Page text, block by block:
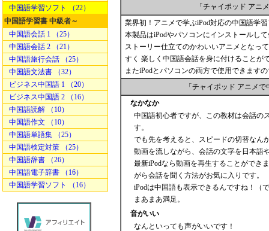
中国語学習ソフト （22）
中国語学習書 中級者～
中国語会話 1 （25）
中国語会話 2 （21）
中国語旅行会話 （25）
中国語文法書 （32）
ビジネス中国語 1 （20）
ビジネス中国語 2 （16）
中国語読解 （10）
中国語作文 （10）
中国語単語集 （25）
中国語検定対策 （25）
中国語辞書 （26）
中国語電子辞書 （16）
中国語学習ソフト （16）
「チャイポッド ア
業界初！アニメで学ぶiPod対応の中国語学
本製品はiPodやパソコンにインストールし
ストーリー仕立てのかわいいアニメとなっ
すく 楽しく中国語会話を身に付けることが
またiPodとパソコンの両方で使用できます
「チャイポッド アニメ
なかなか
中国語初心者ですが、この教材は会話の
す。
でも先を考えると、スピードの切替なん
動画を流しながら、会話の文字を日本語
最新iPodなら動画を再生することができ
がら会話を聞く方法がお気に入りです。
iPodは中国語も表示できるんですね！（
まあまあ満足。
音がいい
なんといっても声がいいです！